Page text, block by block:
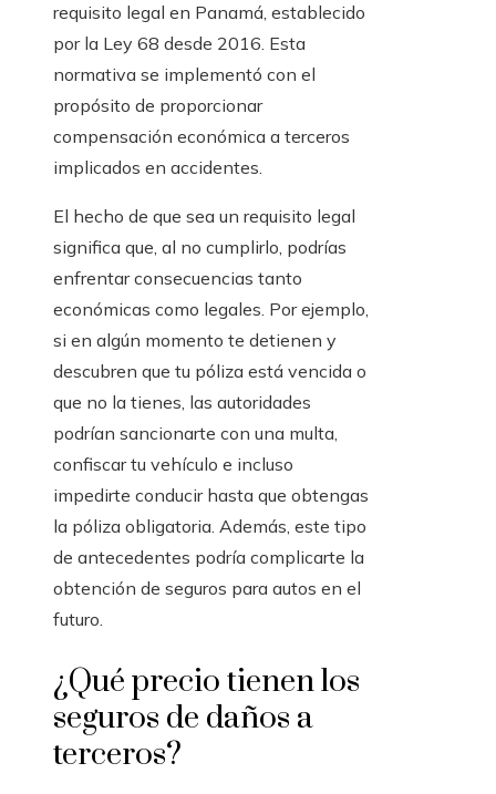
requisito legal en Panamá, establecido
por la Ley 68 desde 2016. Esta
normativa se implementó con el
propósito de proporcionar
compensación económica a terceros
implicados en accidentes.
El hecho de que sea un requisito legal
significa que, al no cumplirlo, podrías
enfrentar consecuencias tanto
económicas como legales. Por ejemplo,
si en algún momento te detienen y
descubren que tu póliza está vencida o
que no la tienes, las autoridades
podrían sancionarte con una multa,
confiscar tu vehículo e incluso
impedirte conducir hasta que obtengas
la póliza obligatoria. Además, este tipo
de antecedentes podría complicarte la
obtención de seguros para autos en el
futuro.
¿Qué precio tienen los
seguros de daños a
terceros?